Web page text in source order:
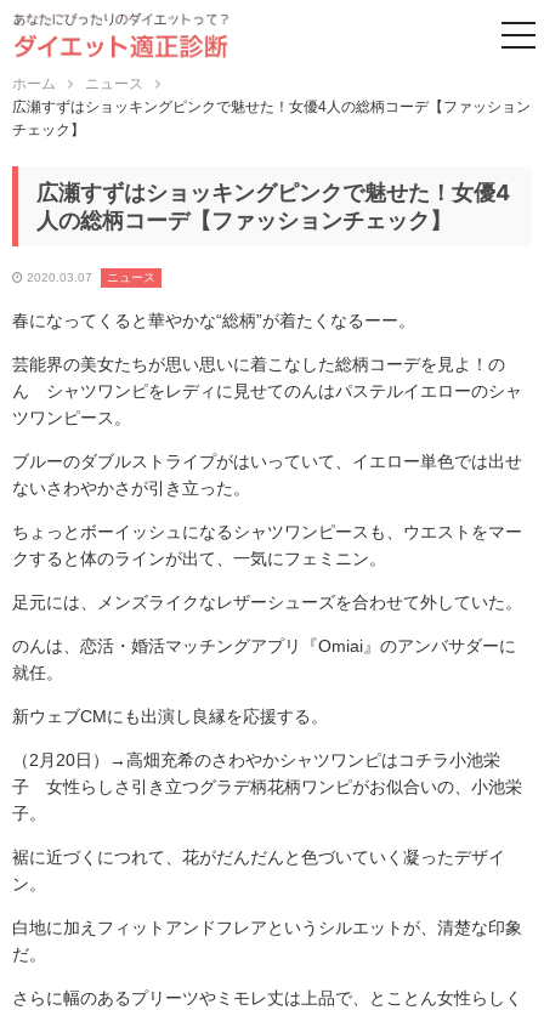
ホーム
ニュース
広瀬すずはショッキングピンクで魅せた！女優4人の総柄コーデ【ファッション
チェック】
広瀬すずはショッキングピンクで魅せた！女優4
人の総柄コーデ【ファッションチェック】
2020.03.07 ニュース
春になってくると華やかな“総柄”が着たくなるーー。
芸能界の美女たちが思い思いに着こなした総柄コーデを見よ！の
ん シャツワンピをレディに見せてのんはパステルイエローのシャ
ツワンピース。
ブルーのダブルストライプがはいっていて、イエロー単色では出せ
ないさわやかさが引き立った。
ちょっとボーイッシュになるシャツワンピースも、ウエストをマー
クすると体のラインが出て、一気にフェミニン。
足元には、メンズライクなレザーシューズを合わせて外していた。
のんは、恋活・婚活マッチングアプリ『Omiai』のアンバサダーに
就任。
新ウェブCMにも出演し良縁を応援する。
（2月20日）→高畑充希のさわやかシャツワンピはコチラ小池栄
子 女性らしさ引き立つグラデ柄花柄ワンピがお似合いの、小池栄
子。
裾に近づくにつれて、花がだんだんと色づいていく凝ったデザイ
ン。
白地に加えフィットアンドフレアというシルエットが、清楚な印象
だ。
さらに幅のあるプリーツやミモレ丈は上品で、とことん女性らしく